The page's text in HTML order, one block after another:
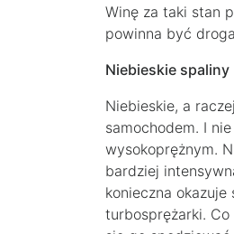
Winę za taki stan
powinna być
Niebieskie spaliny
Niebieskie, a
samochodem. I
wysokoprężnym.
bardziej
konieczna
turbosprężarki.